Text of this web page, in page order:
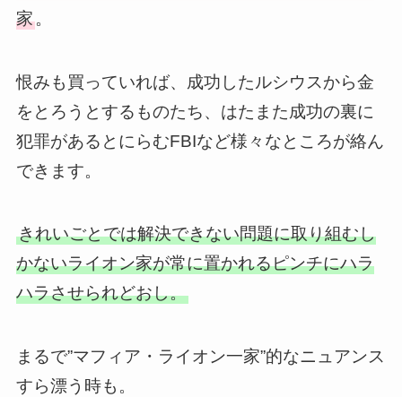
家。
恨みも買っていれば、成功したルシウスから金
をとろうとするものたち、はたまた成功の裏に
犯罪があるとにらむFBIなど様々なところが絡ん
できます。
きれいごとでは解決できない問題に取り組むし
かないライオン家が常に置かれるピンチにハラ
ハラさせられどおし。
まるで”マフィア・ライオン一家”的なニュアンス
すら漂う時も。